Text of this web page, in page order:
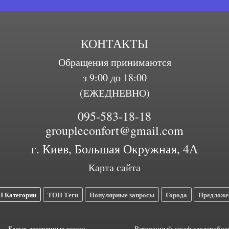
КОНТАКТЫ
Обращения принимаются
з 9:00 до 18:00
(ЕЖЕДНЕВНО)
095-583-18-18
groupleconfort@gmail.com
г. Киев, Большая Окружная, 4А
Карта сайта
ТОП Теги Популярные запросы Города